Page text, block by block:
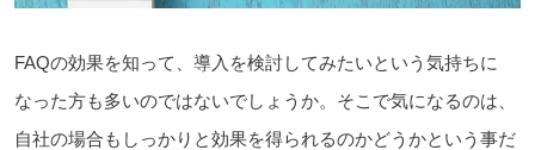
FAQの効果を知って、導入を検討してみたいという気持ちに
なった方も多いのではないでしょうか。そこで気になるのは、
自社の場合もしっかりと効果を得られるのかどうかという事だ